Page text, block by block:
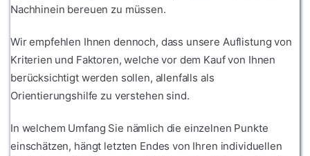
Nachhinein bereuen zu müssen.
Wir empfehlen Ihnen dennoch, dass unsere Auflistung von
Kriterien und Faktoren, welche vor dem Kauf von Ihnen
berücksichtigt werden sollen, allenfalls als
Orientierungshilfe zu verstehen sind.
In welchem Umfang Sie nämlich die einzelnen Punkte
einschätzen, hängt letzten Endes von Ihren individuellen